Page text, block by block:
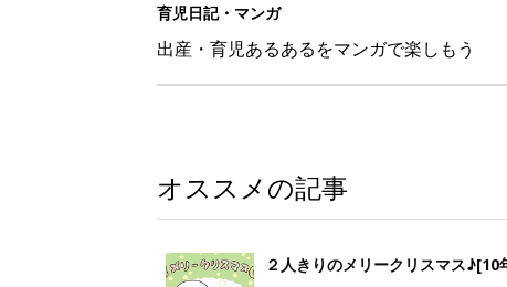
育児日記・マンガ
出産・育児あるあるをマンガで楽しもう
オススメの記事
２人きりのメリークリスマス